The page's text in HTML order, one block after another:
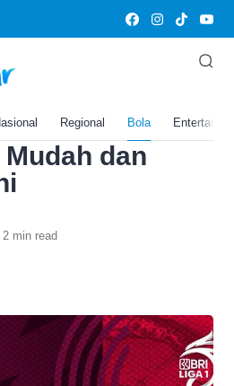
Regional Bola
FC vs Borneo
16.00
dan
2 min read